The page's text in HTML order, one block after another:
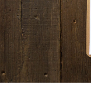
Und du kannst sie
herunterladen und
ausdrucken.
Egal ob du einen